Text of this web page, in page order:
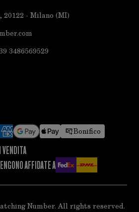
- Milano (MI)
3486569529
Bonifico
AFFIDATE A
Number. All rights reserved.